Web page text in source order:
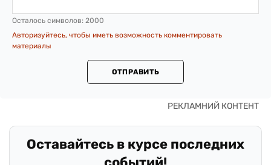
Осталось символов: 2000
Авторизуйтесь, чтобы иметь возможность комментировать
материалы
ОТПРАВИТЬ
Оставайтесь в курсе последних